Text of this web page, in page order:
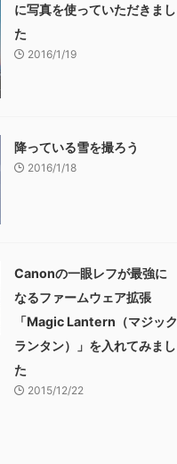
に写真を使っていただきまし
た
2016/1/19
降っている雪を撮ろう
2016/1/18
Canonの一眼レフが最強に
なるファームウェア拡張
「Magic Lantern（マジック
ランタン）」を入れてみまし
た
2015/12/22